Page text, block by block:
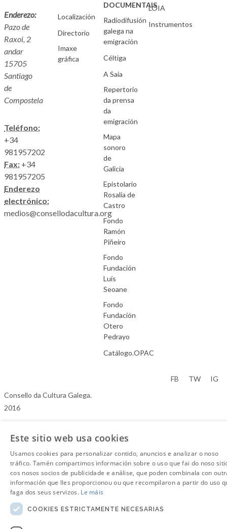
Enderezo:
Pazo de
Raxoi, 2
andar
15705
Santiago
de
Compostela
Teléfono:
+34
981957202
Fax: +34
981957205
Enderezo
electrónico:
medios@consellodacultura.org
Localización
Directorio
Imaxe
gráfica
DOCUMENTAIS
Radiodifusión
galega na
emigración
Céltiga
A Saia
Repertorio
da prensa
da
emigración
Mapa
sonoro
de
Galicia
Epistolario
Rosalía de
Castro
Fondo
Ramón
Piñeiro
Fondo
Fundación
Luís
Seoane
Fondo
Fundación
Otero
Pedrayo
Catálogo.OPAC
LOIA
Instrumentos
Consello da Cultura Galega.
2016
FB TW IG
Este sitio web usa cookies
Usamos cookies para personalizar contido, anuncios e analizar o noso
tráfico. Tamén compartimos información sobre o uso que fai do noso
cos nosos socios de publicidade e análise, que poden combinala con
información que lles proporcionou ou que recompilaron a partir do uso
faga dos seus servizos. Le máis
COOKIES ESTRICTAMENTE NECESARIAS